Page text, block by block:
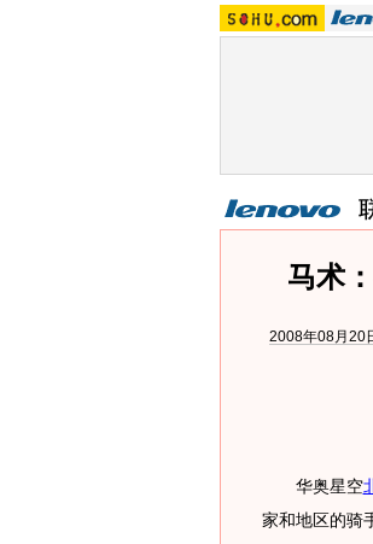
马术
2008年08月20
华奥星空
家和地区的骑